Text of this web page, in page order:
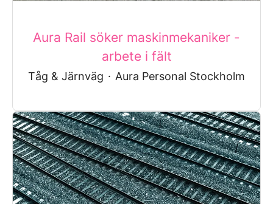
Aura Rail söker maskinmekaniker -
arbete i fält
Tåg & Järnväg · Aura Personal Stockholm